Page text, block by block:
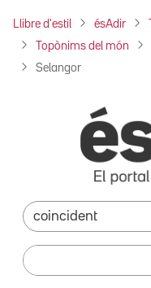
Llibre d'estil ésAdir
Topònims del món
Selangor